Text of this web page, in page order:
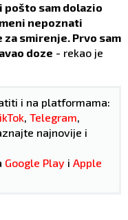
sam dolazio
nepoznati
smirenje. Prvo sam
doze - rekao je
i na platformama:
, Telegram,
najnovije i
Google Play i Apple